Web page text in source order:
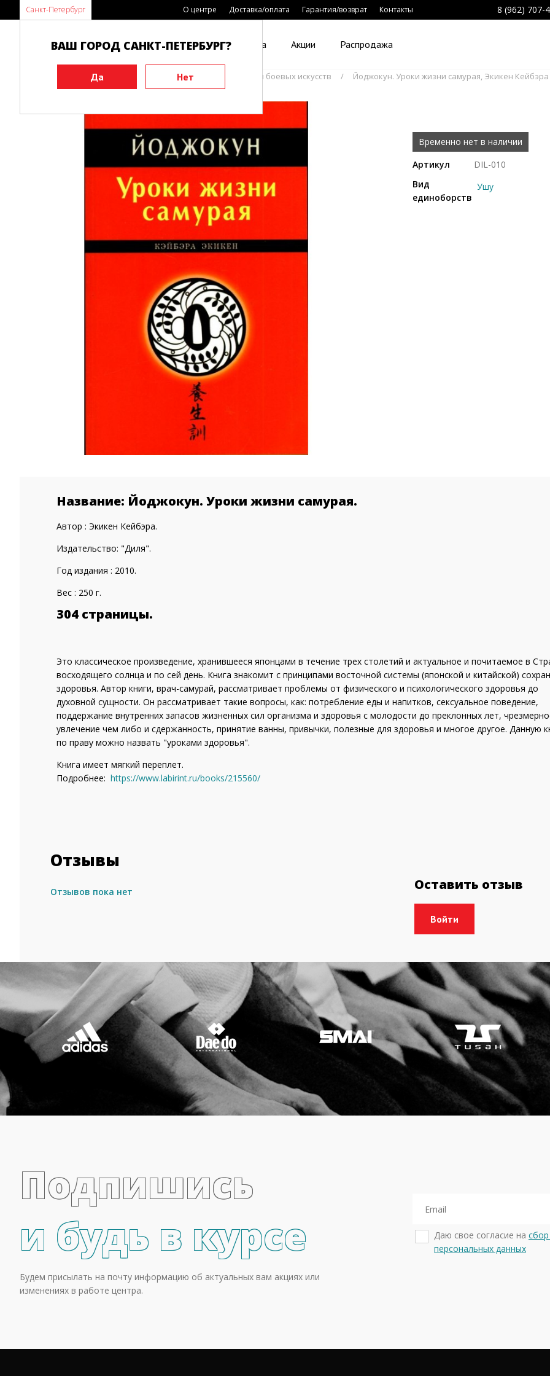
Санкт-Петербург О центре Доставка/оплата Гарантия/возврат Контакты 8 (962) 707-
Каталог Виды спорта Акции Распродажа
ВАШ ГОРОД САНКТ-ПЕТЕРБУРГ?
Книги Философия и медицина История боевых искусств Йоджокун. Уроки жизни самурая, Экикен Кейбэра
Временно нет в наличии
Артикул
DIL-010
Вид
единоборств
Ушу
Название: Йоджокун. Уроки жизни самурая.
Автор : Экикен Кейбэра.
Издательство: "Диля".
Год издания : 2010.
Вес : 250 г.
304 страницы.
Это классическое произведение, хранившееся японцами в течение трех столетий и актуальное и почитаемое в
восходящего солнца и по сей день. Книга знакомит с принципами восточной системы (японской и китайской)
здоровья. Автор книги, врач-самурай, рассматривает проблемы от физического и психологического здоровья до
духовной сущности. Он рассматривает такие вопросы, как: потребление еды и напитков, сексуальное поведение,
поддержание внутренних запасов жизненных сил организма и здоровья с молодости до преклонных лет,
увлечение чем либо и сдержанность, принятие ванны, привычки, полезные для здоровья и многое другое. Данную
по праву можно назвать "уроками здоровья".
Книга имеет мягкий переплет.
Подробнее: https://www.labirint.ru/books/215560/
Отзывы
Отзывов пока нет Оставить отзыв
Подпишись
и будь в курсе
Будем присылать на почту информацию об актуальных вам акциях или
изменениях в работе центра.
Даю свое согласие на
персональных данных